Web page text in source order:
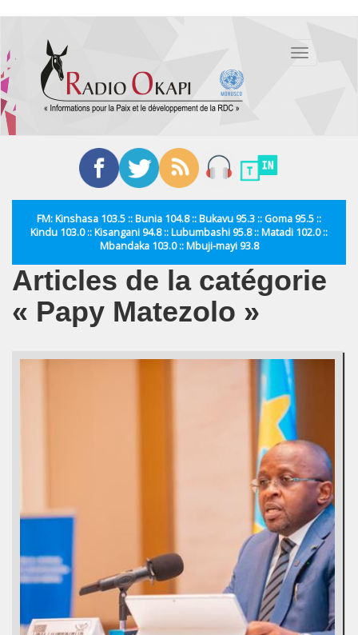
contenu
principal
Toggle
FM: Kinshasa 103.5 :: Bunia 104.8 :: Bukavu 95.3 :: Goma 95.5 ::
Kindu 103.0 :: Kisangani 94.8 :: Lubumbashi 95.8 :: Matadi 102.0 ::
Mbandaka 103.0 :: Mbuji-mayi 93.8
Articles de la catégorie
« Papy Matezolo »